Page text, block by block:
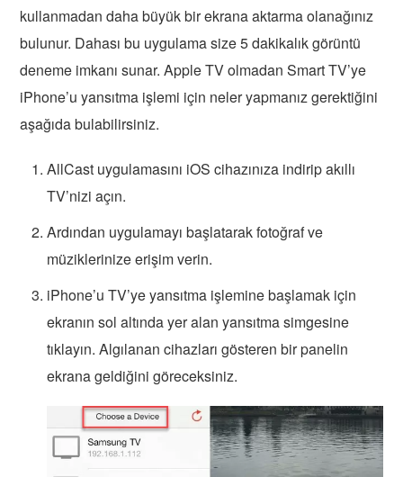
kullanmadan daha büyük bir ekrana aktarma olanağınız
bulunur. Dahası bu uygulama size 5 dakikalık görüntü
deneme imkanı sunar. Apple TV olmadan Smart TV’ye
iPhone’u yansıtma işlemi için neler yapmanız gerektiğini
aşağıda bulabilirsiniz.
AllCast uygulamasını iOS cihazınıza indirip akıllı
TV’nizi açın.
Ardından uygulamayı başlatarak fotoğraf ve
müziklerinize erişim verin.
iPhone’u TV’ye yansıtma işlemine başlamak için
ekranın sol altında yer alan yansıtma simgesine
tıklayın. Algılanan cihazları gösteren bir panelin
ekrana geldiğini göreceksiniz.